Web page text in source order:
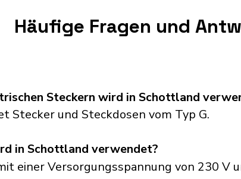
Häufige Fragen und
Steckern wird in Schottland
Stecker und Steckdosen vom Typ G.
in Schottland verwendet?
einer Versorgungsspannung von 230 V